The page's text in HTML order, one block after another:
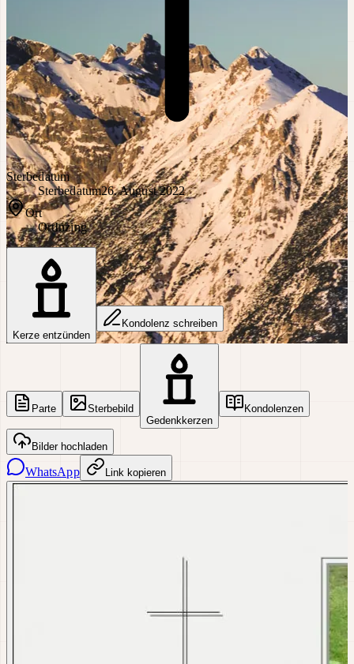
Sterbedatum
Sterbedatum26. August 2022
Ort
OrtInzing
Kerze entzünden
Kondolenz schreiben
Parte
Sterbebild
Gedenkkerzen
Kondolenzen
Bilder hochladen
WhatsApp Link kopieren